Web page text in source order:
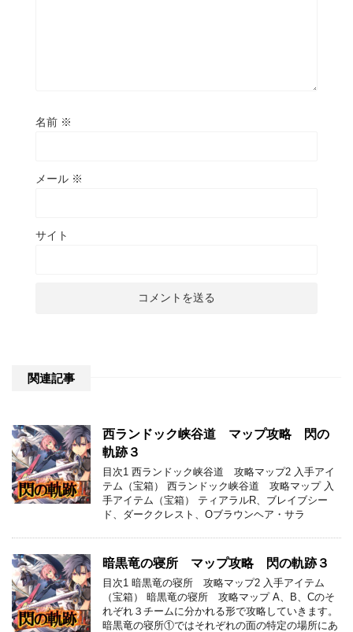
名前 ※
メール ※
サイト
関連記事
西ランドック峡谷道 マップ攻略 閃の
軌跡３
目次1 西ランドック峡谷道 攻略マップ2 入手アイ
テム（宝箱） 西ランドック峡谷道 攻略マップ 入
手アイテム（宝箱） ティアラルR、ブレイブシー
ド、ダーククレスト、Oブラウンヘア・サラ
暗黒竜の寝所 マップ攻略 閃の軌跡３
目次1 暗黒竜の寝所 攻略マップ2 入手アイテム
（宝箱） 暗黒竜の寝所 攻略マップ A、B、Cのそ
れぞれ３チームに分かれる形で攻略していきます。
暗黒竜の寝所①ではそれぞれの面の特定の場所にあ